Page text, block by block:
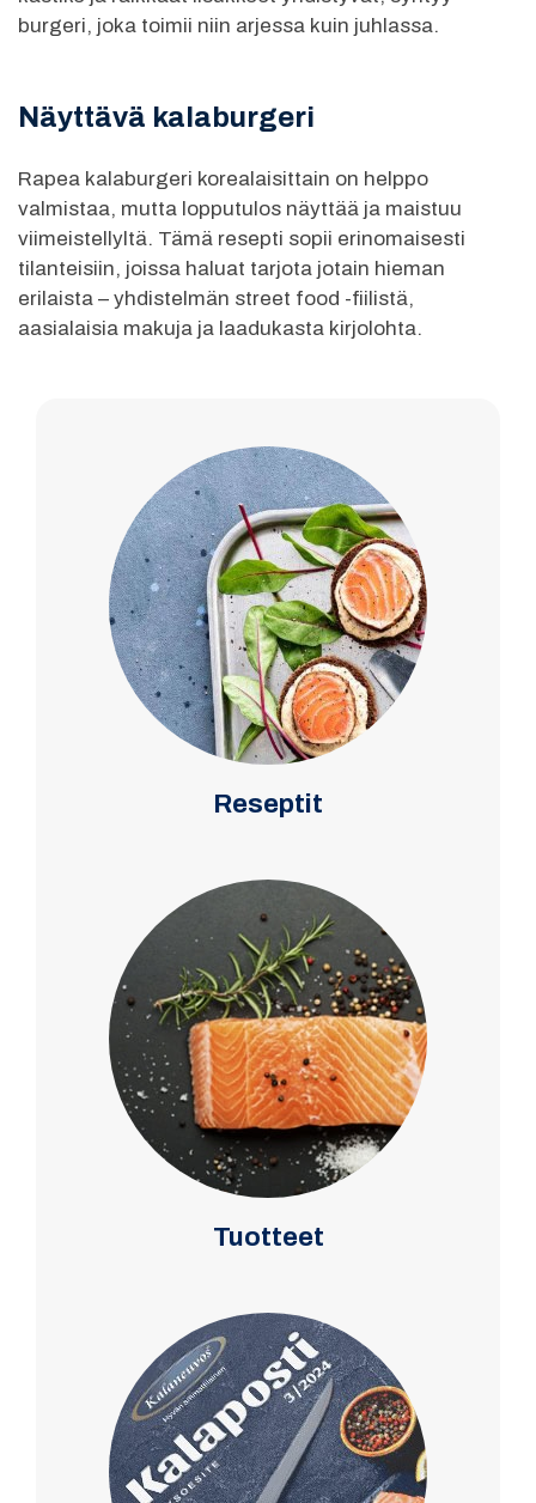
burgeri, joka toimii niin arjessa kuin juhlassa.
Näyttävä kalaburgeri
Rapea kalaburgeri korealaisittain on helppo
valmistaa, mutta lopputulos näyttää ja maistuu
viimeistellyltä. Tämä resepti sopii erinomaisesti
tilanteisiin, joissa haluat tarjota jotain hieman
erilaista – yhdistelmän street food -fiilistä,
aasialaisia makuja ja laadukasta kirjolohta.
Reseptit
Tuotteet